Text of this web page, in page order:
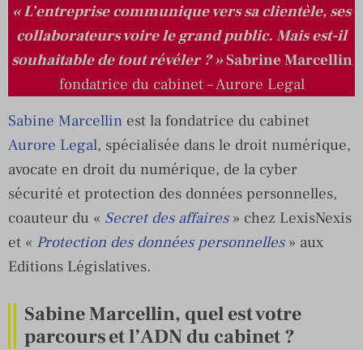
« L’entreprise communique vers sa clientèle, ses
collaborateurs voire le grand public. Mais est-il
souhaitable de tout révéler ? »Sabrine Marcellin
fondatrice du cabinet – Aurore Legal
Sabine Marcellin est la fondatrice du cabinet
Aurore Legal, spécialisée dans le droit numérique,
avocate en droit du numérique, de la cyber
sécurité et protection des données personnelles,
coauteur du « Secret des affaires» chez LexisNexis
et « Protection des données personnelles» aux
Editions Législatives.
Sabine Marcellin, quel est votre
parcours et l’ADN du cabinet ?